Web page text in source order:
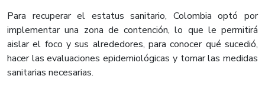
Para recuperar el estatus sanitario, Colombia optó por
implementar una zona de contención, lo que le permitirá
aislar el foco y sus alrededores, para conocer qué sucedió,
hacer las evaluaciones epidemiológicas y tomar las medidas
sanitarias necesarias.